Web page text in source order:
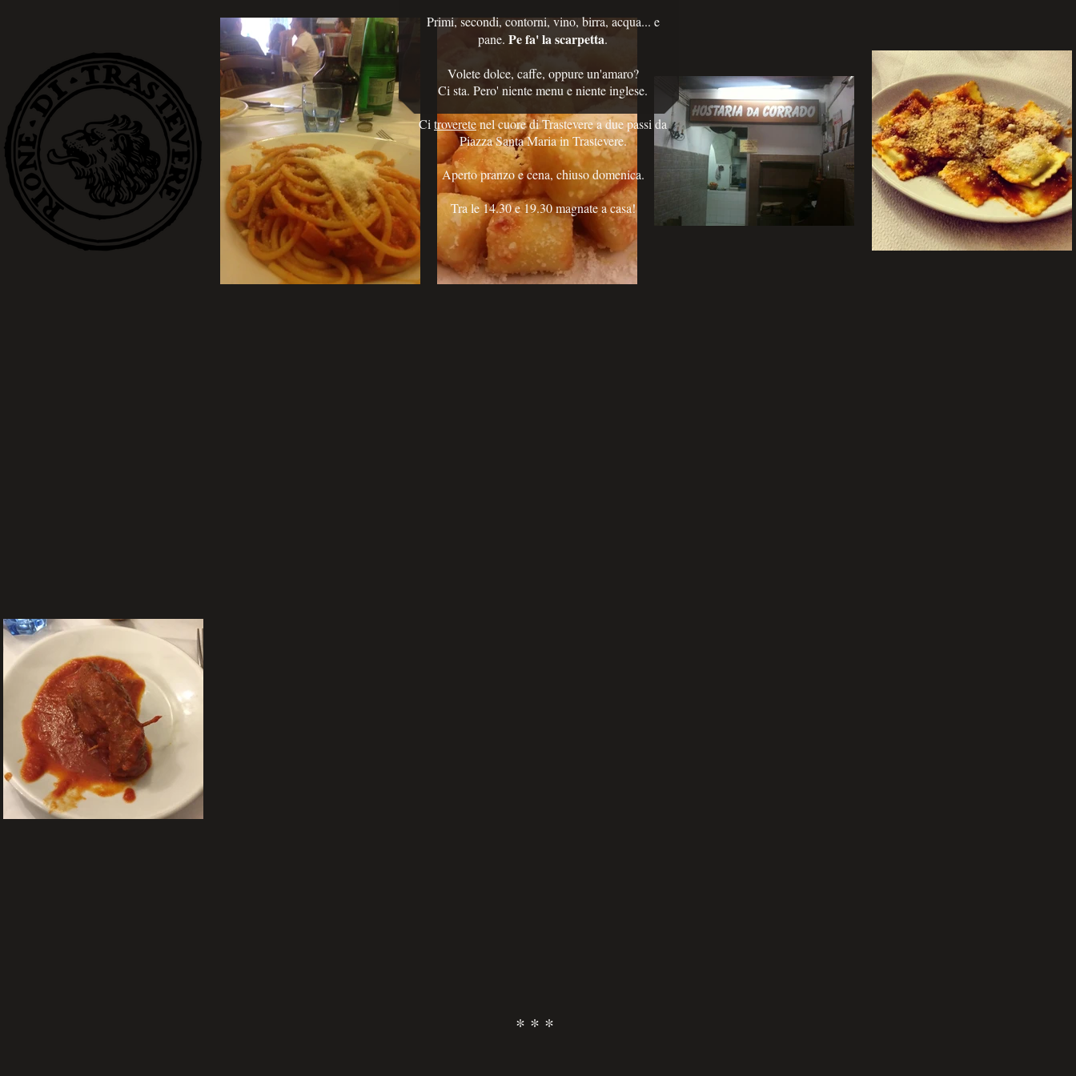
Primi, secondi, contorni, vino, birra, acqua... e
pane. Pe fa' la scarpetta.
Volete dolce, caffe, oppure un'amaro?
Ci sta. Pero' niente menu e niente inglese.
Ci troveretenel cuore di Trastevere a due passi da
Piazza Santa Maria in Trastevere.
Aperto pranzo e cena, chiuso domenica.
Tra le 14.30 e 19.30 magnate a casa!
* * *